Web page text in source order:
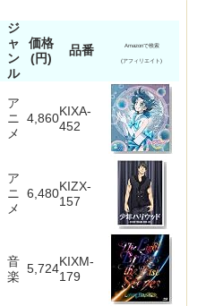
ジ
ャ
ン
ル
価格
(円)
品番 Amazonで検索
(アフィリエイト)
ア
ニ
メ
4,860KIXA-
452
ア
ニ
メ
6,480KIZX-
157
音
楽
5,724KIXM-
179